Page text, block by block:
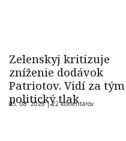
Zelenskyj kritizuje
zníženie dodávok
Patriotov. Vidí za tým
politický tlak
05. 08. 2026 |22 komentárov